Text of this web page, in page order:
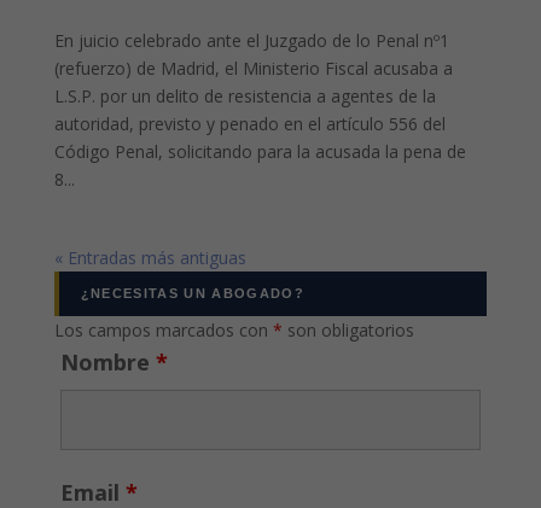
En juicio celebrado ante el Juzgado de lo Penal nº1
(refuerzo) de Madrid, el Ministerio Fiscal acusaba a
L.S.P. por un delito de resistencia a agentes de la
autoridad, previsto y penado en el artículo 556 del
Código Penal, solicitando para la acusada la pena de
8...
« Entradas más antiguas
¿NECESITAS UN ABOGADO?
Los campos marcados con * son obligatorios
Nombre *
Email *